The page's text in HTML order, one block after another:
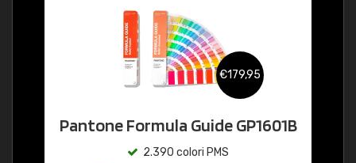
€179,95
Pantone Formula Guide GP1601B
2.390 colori PMS